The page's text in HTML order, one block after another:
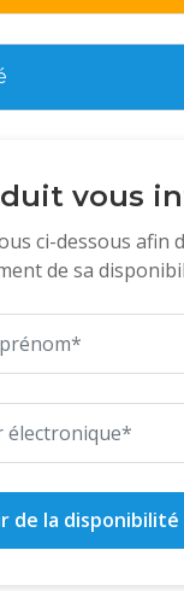
vous
ci-dessous afin
de sa
de la